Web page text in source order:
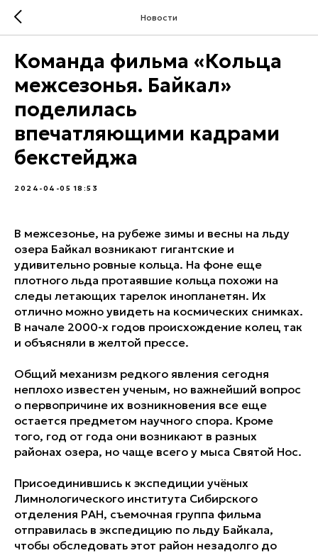
Новости
Команда фильма «Кольца
межсезонья. Байкал»
поделилась
впечатляющими кадрами
бекстейджа
2024-04-05 18:53
В межсезонье, на рубеже зимы и весны на льду
озера Байкал возникают гигантские и
удивительно ровные кольца. На фоне еще
плотного льда протаявшие кольца похожи на
следы летающих тарелок инопланетян. Их
отлично можно увидеть на космических снимках.
В начале 2000-х годов происхождение колец так
и объясняли в желтой прессе.
Общий механизм редкого явления сегодня
неплохо известен ученым, но важнейший вопрос
о первопричине их возникновения все еще
остается предметом научного спора. Кроме
того, год от года они возникают в разных
районах озера, но чаще всего у мыса Святой Нос.
Присоединившись к экспедиции учёных
Лимнологического института Сибирского
отделения РАН, съемочная группа фильма
отправилась в экспедицию по льду Байкала,
чтобы обследовать этот район незадолго до